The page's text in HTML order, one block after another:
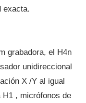
exacta.
grabadora, el H4n
unidireccional
X /Y al igual
H1 , micrófonos de